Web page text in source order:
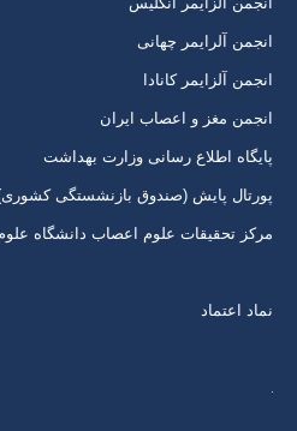
پنجره
جدید
پنجره
جدید
پنجره
جدید
پنجره
جدیدانجمن آلرایمر چهانی
انجمن آلزایمر کانادا
انجمن مغز و اعصاب ایران
پایگاه اطلاع رسانی وزارت بهداشت
پورتال پایش (صندوق بازنشستگی
مرکز تحقیقات علوم اعصاب دانشگاه
نماد اعتماد